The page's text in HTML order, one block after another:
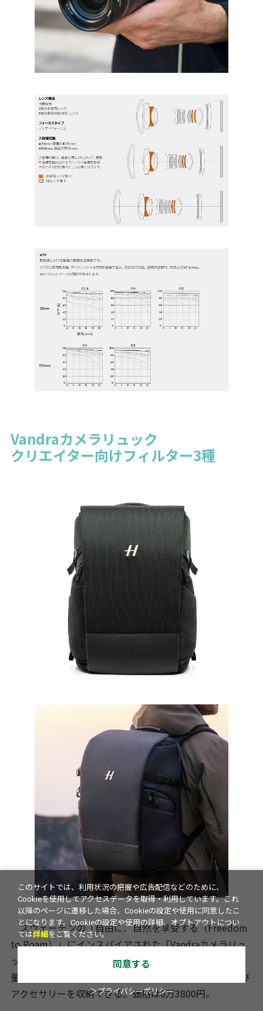
Vandraカメラリュック
クリエイター向けフィルター3種
スウェーデンの「自由に、自然を享受する（Freedom
to Roam）」にインスパイアされた「Vandraカメラリュ
ック」は、機能性とスタイルを融合。約20リットルの容
量で、ハッセルブラッドカメラ本体、レンズ2本、および
アクセサリーを収納できる。価格は6万3800円。
このサイトでは、利用状況の把握や広告配信などのために、
Cookieを使用してアクセスデータを取得・利用しています。これ
以降のページに遷移した場合、Cookieの設定や使用に同意したこ
とになります。Cookieの設定や使用の詳細、オプトアウトについ
ては詳細 をご覧ください。
同意する
＞プライバシーポリシー